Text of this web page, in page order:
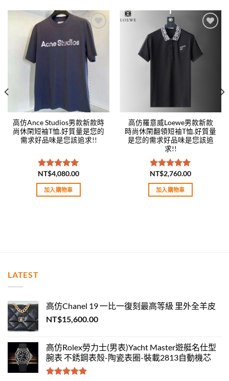
Add to
wishlist
高仿Ance Studios男款新款時
尚休閑短袖T恤.好質量是您的
需求好品味是您該追求!!
評分5.00
滿分 5
NT$4,080.00
加入購物車
wishlist
高仿羅意威Loewe男款新款
時尚休閑翻領短袖T恤.好質量
是您的需求好品味是您該追
求!!
評分5.00
滿分 5
NT$2,760.00
加入購物車
LATEST
高仿Chanel 19 一比一復刻最高等級 里外全羊皮
NT$15,600.00
高仿Rolex勞力士(男表)Yacht Master遊艇名仕型
腕表 不銹鋼表殼-陶瓷表圈-裝載2813自動機芯